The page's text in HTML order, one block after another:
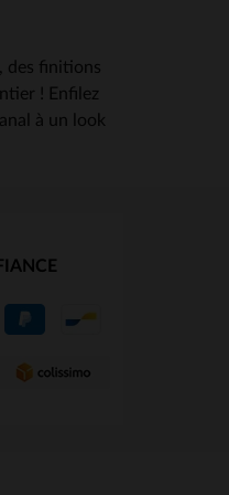
des finitions
! Enfilez
à un look